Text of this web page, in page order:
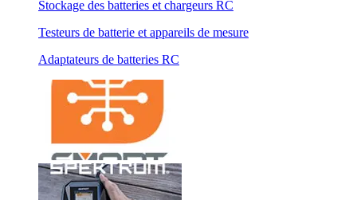
Stockage des batteries et chargeurs RC
Testeurs de batterie et appareils de mesure
Adaptateurs de batteries RC